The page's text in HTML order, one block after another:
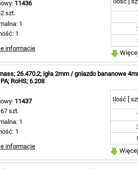
11436
szt.
1
1
informacje
26.470.2; igła 2mm / gniazdo bananowe
RoHS; 6.208
11437
szt.
1
1
informacje
Ilość [